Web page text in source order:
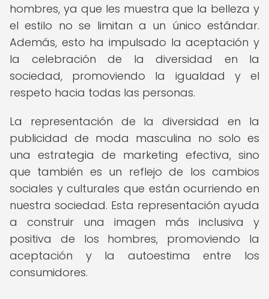
hombres, ya que les muestra que la belleza y
el estilo no se limitan a un único estándar.
Además, esto ha impulsado la aceptación y
la celebración de la diversidad en la
sociedad, promoviendo la igualdad y el
respeto hacia todas las personas.
La representación de la diversidad en la
publicidad de moda masculina no solo es
una estrategia de marketing efectiva, sino
que también es un reflejo de los cambios
sociales y culturales que están ocurriendo en
nuestra sociedad. Esta representación ayuda
a construir una imagen más inclusiva y
positiva de los hombres, promoviendo la
aceptación y la autoestima entre los
consumidores.